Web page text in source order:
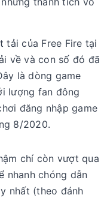
tải của Free Fire tại
về và con số đó đã
là dòng game
lượng fan đông
đăng nhập game
8/2020.
chí còn vượt qua
nhanh chóng dẫn
nhất (theo đánh